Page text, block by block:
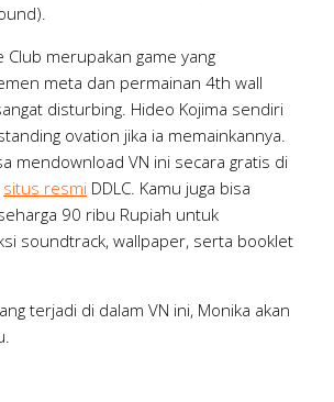
Club merupakan game yang
meta dan permainan 4th wall
disturbing. Hideo Kojima sendiri
ovation jika ia memainkannya.
mendownload VN ini secara gratis di
situs resmi DDLC. Kamu juga bisa
90 ribu Rupiah untuk
soundtrack, wallpaper, serta booklet
terjadi di dalam VN ini, Monika akan